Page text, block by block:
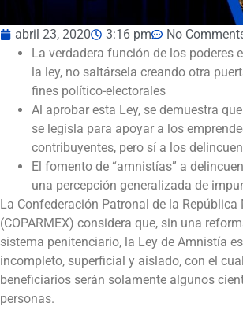
abril 23, 2020 3:16 pm
No
La verdadera función de los poderes
la ley, no saltársela creando otra
fines político-electorales
Al aprobar esta Ley, se demuestra
se legisla para apoyar a los
contribuyentes, pero sí a los
El fomento de “amnistías” a
una percepción generalizada de
La Confederación Patronal de la República
(COPARMEX) considera que, sin una
sistema penitenciario, la Ley de Amnistía
incompleto, superficial y aislado, con el
beneficiarios serán solamente algunos
personas.